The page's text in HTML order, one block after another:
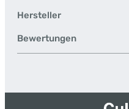
Hersteller
Bewertungen